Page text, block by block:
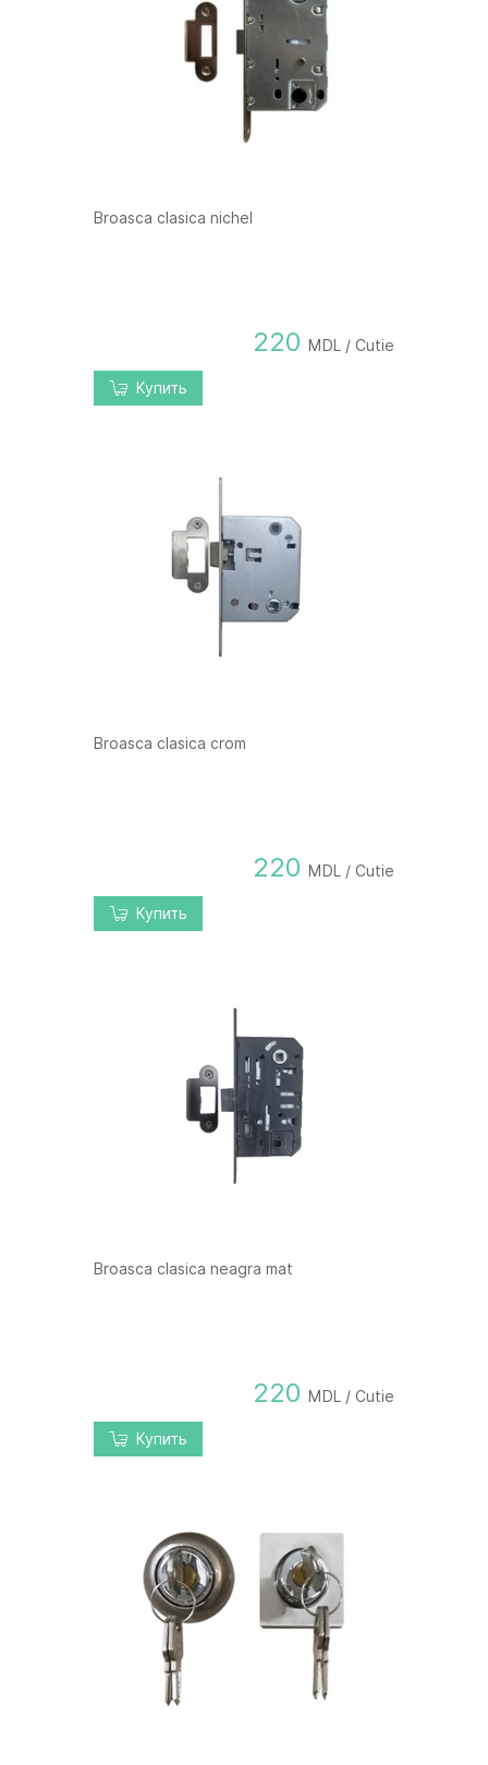
Broasca clasica nichel
220 MDL / Cutie
Купить
Broasca clasica crom
220 MDL / Cutie
Купить
Broasca clasica neagra mat
220 MDL / Cutie
Купить